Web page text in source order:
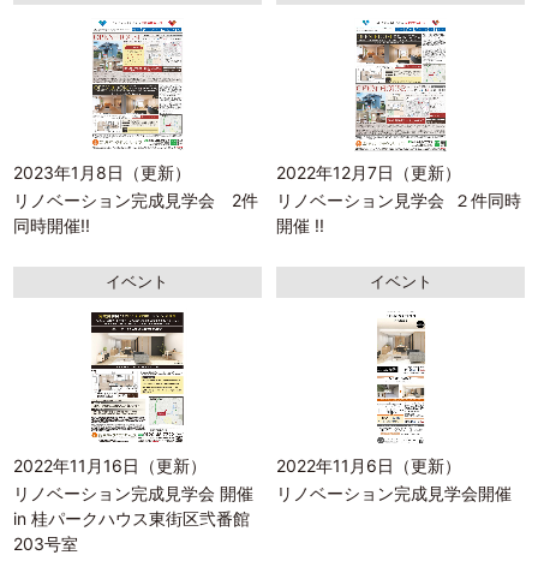
2023年1月8日（更新）
リノベーション完成見学会 2件
同時開催!!
2022年12月7日（更新）
リノベーション見学会 ２件同時
開催 !!
イベント
2022年11月16日（更新）
リノベーション完成見学会 開催
in 桂パークハウス東街区弐番館
203号室
イベント
2022年11月6日（更新）
リノベーション完成見学会開催